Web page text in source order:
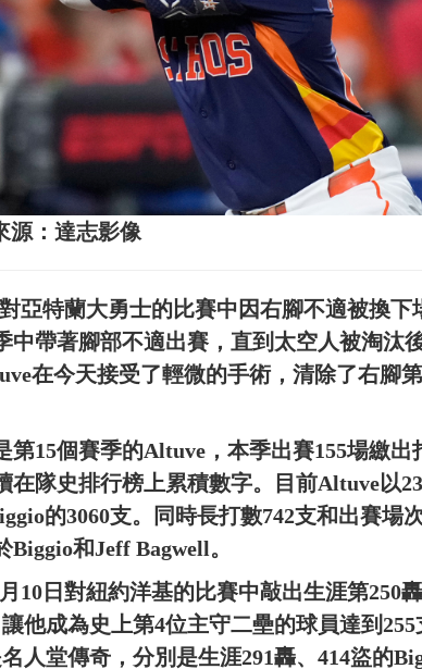
源：達志影像
亞特蘭大勇士的比賽中因右腳不適被換下
中帶著腳部不適出賽，直到太空人被淘汰
在今天接受了輕微的手術，清除了右腳
第15個賽季的Altuve，本季出賽155場繳出
在隊史排行榜上累積數字。目前Altuve以
的3060支。同時長打數742支和出賽場
和Jeff Bagwell。
10日對紐約洋基的比賽中敲出生涯第250
他成為史上第4位主守二壘的球員達到
人堂傳奇，分別是生涯291轟、414盜的